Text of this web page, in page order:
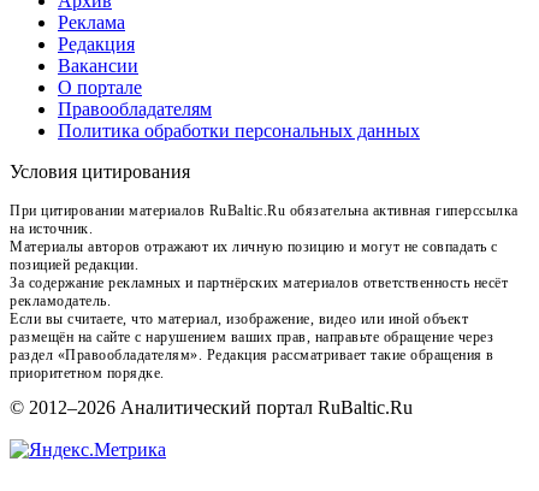
Реклама
Редакция
Вакансии
О портале
Правообладателям
Политика обработки персональных данных
Условия цитирования
При цитировании материалов RuBaltic.Ru обязательна активная гиперссылка
на источник.
Материалы авторов отражают их личную позицию и могут не совпадать с
позицией редакции.
За содержание рекламных и партнёрских материалов ответственность несёт
рекламодатель.
Если вы считаете, что материал, изображение, видео или иной объект
размещён на сайте с нарушением ваших прав, направьте обращение через
раздел «Правообладателям». Редакция рассматривает такие обращения в
приоритетном порядке.
© 2012–2026 Аналитический портал RuBaltic.Ru